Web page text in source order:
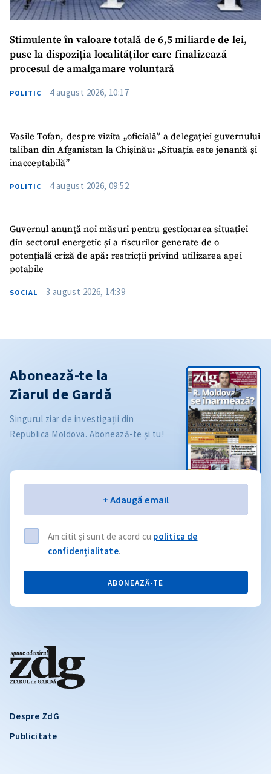
Stimulente în valoare totală de 6,5 miliarde de lei,
puse la dispoziția localităților care finalizează
procesul de amalgamare voluntară
POLITIC 4 august 2026, 10:17
Vasile Tofan, despre vizita „oficială” a delegației guvernului
taliban din Afganistan la Chișinău: „Situația este jenantă și
inacceptabilă”
POLITIC 4 august 2026, 09:52
Guvernul anunță noi măsuri pentru gestionarea situației
din sectorul energetic și a riscurilor generate de o
potențială criză de apă: restricții privind utilizarea apei
potabile
SOCIAL 3 august 2026, 14:39
Despre ZdG
Publicitate
Abonează-te la
Ziarul de Gardă
Singurul ziar de investigații din
Republica Moldova. Abonează-te și tu!
+ Adaugă email
Am citit și sunt de acord cu politica de
confidențialitate.
ABONEAZĂ-TE